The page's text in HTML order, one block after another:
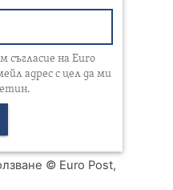
съгласие на Euro
адрес с цел да ми
© Euro Post,